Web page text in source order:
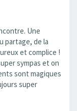
Une
partage, de la
et complice !
sympas et on
sont magiques
super